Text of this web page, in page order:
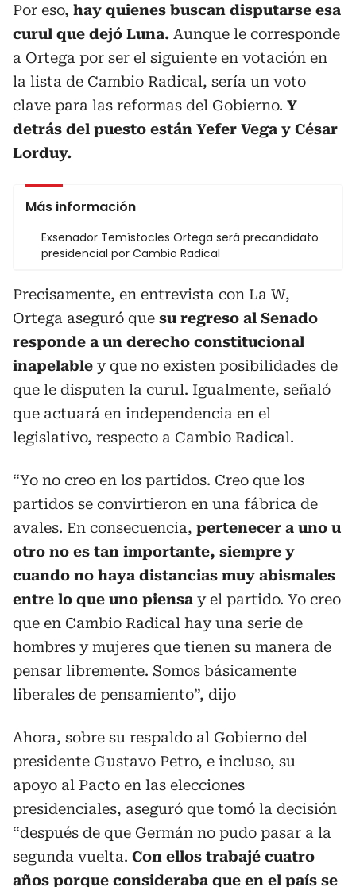
Por eso, hay quienes buscan disputarse esa
curul que dejó Luna. Aunque le corresponde
a Ortega por ser el siguiente en votación en
la lista de Cambio Radical, sería un voto
clave para las reformas del Gobierno. Y
detrás del puesto están Yefer Vega y César
Lorduy.
Más información
Exsenador Temístocles Ortega será precandidato
presidencial por Cambio Radical
Precisamente, en entrevista con La W,
Ortega aseguró que su regreso al Senado
responde a un derecho constitucional
inapelable y que no existen posibilidades de
que le disputen la curul. Igualmente, señaló
que actuará en independencia en el
legislativo, respecto a Cambio Radical.
“Yo no creo en los partidos. Creo que los
partidos se convirtieron en una fábrica de
avales. En consecuencia, pertenecer a uno u
otro no es tan importante, siempre y
cuando no haya distancias muy abismales
entre lo que uno piensa y el partido. Yo creo
que en Cambio Radical hay una serie de
hombres y mujeres que tienen su manera de
pensar libremente. Somos básicamente
liberales de pensamiento”, dijo
Ahora, sobre su respaldo al Gobierno del
presidente Gustavo Petro, e incluso, su
apoyo al Pacto en las elecciones
presidenciales, aseguró que tomó la decisión
“después de que Germán no pudo pasar a la
segunda vuelta. Con ellos trabajé cuatro
años porque consideraba que en el país se